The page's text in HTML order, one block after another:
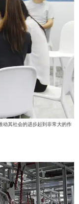
动其社会的进步起到非常大的作